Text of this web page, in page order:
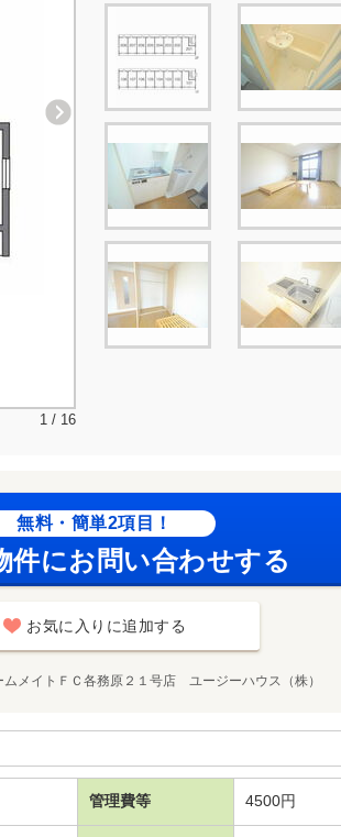
1 / 16
無料・簡単2項目！
件にお問い合わせする
お気に入りに追加する
ムメイトＦＣ各務原２１号店 ユージーハウス（株）
管理費等 4500円